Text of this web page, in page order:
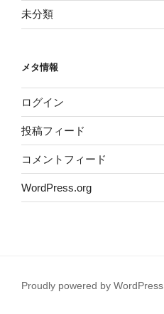
未分類
メタ情報
ログイン
投稿フィード
コメントフィード
WordPress.org
Proudly powered by WordPress